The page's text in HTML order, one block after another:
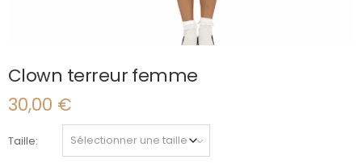
Clown terreur femme
30,00 €
Taille